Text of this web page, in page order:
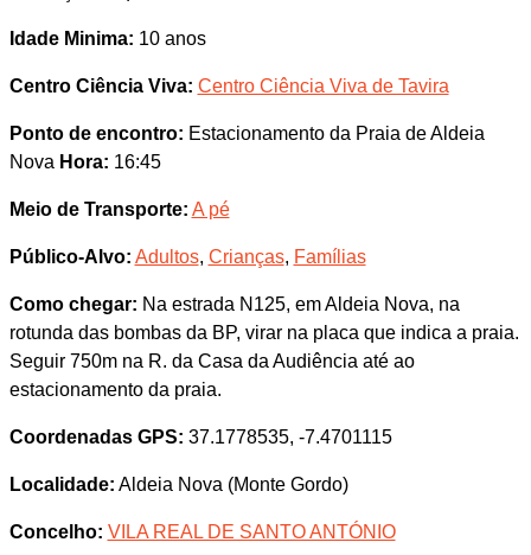
Idade Minima: 10 anos
Centro Ciência Viva: Centro Ciência Viva de Tavira
Ponto de encontro: Estacionamento da Praia de Aldeia
Nova Hora: 16:45
Meio de Transporte: A pé
Público-Alvo: Adultos, Crianças, Famílias
Como chegar: Na estrada N125, em Aldeia Nova, na
rotunda das bombas da BP, virar na placa que indica a praia.
Seguir 750m na R. da Casa da Audiência até ao
estacionamento da praia.
Coordenadas GPS: 37.1778535, -7.4701115
Localidade: Aldeia Nova (Monte Gordo)
Concelho: VILA REAL DE SANTO ANTÓNIO